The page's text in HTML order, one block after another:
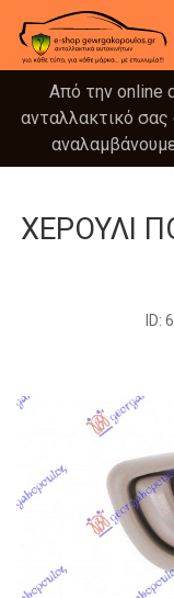
Από την online
ανταλλακτικό σας
ΧΕΡΟΥΛΙ
ID: